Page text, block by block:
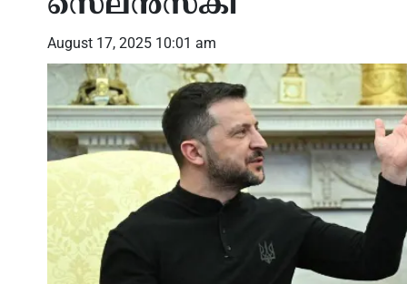
August 17, 2025 10:01 am